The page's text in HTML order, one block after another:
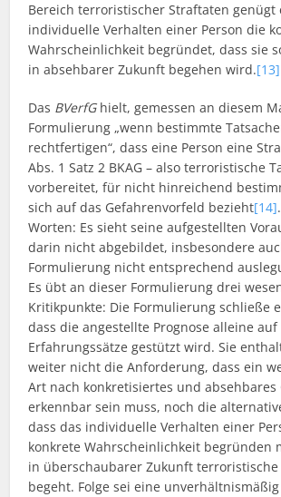
Bereich terroristischer Straftaten genügt
individuelle Verhalten einer Person die
Wahrscheinlichkeit begründet, dass sie
in absehbarer Zukunft begehen wird.[13]
Das BVerfGhielt, gemessen an diesem
Formulierung „wenn bestimmte
rechtfertigen“, dass eine Person eine
Abs. 1 Satz 2 BKAG – also terroristische
vorbereitet, für nicht hinreichend
sich auf das Gefahrenvorfeld bezieht[14]
Worten: Es sieht seine aufgestellten
darin nicht abgebildet, insbesondere
Formulierung nicht entsprechend
Es übt an dieser Formulierung drei
Kritikpunkte: Die Formulierung schließe
dass die angestellte Prognose alleine
Erfahrungssätze gestützt wird. Sie
weiter nicht die Anforderung, dass ein
Art nach konkretisiertes und absehbares
erkennbar sein muss, noch die
dass das individuelle Verhalten einer
konkrete Wahrscheinlichkeit begründen
in überschaubarer Zukunft
begeht. Folge sei eine